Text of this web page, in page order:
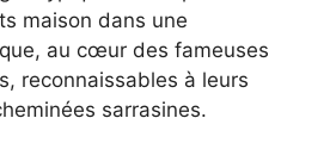
maison dans une
au cœur des fameuses
reconnaissables à leurs
sarrasines.